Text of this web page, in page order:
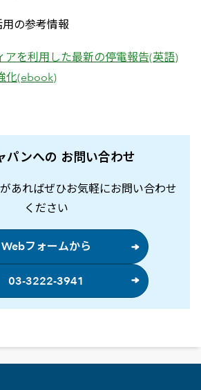
の参考情報
アを利用した最新の停電報告(英語)
化(ebook)
パンへの お問い合わせ
あればぜひお気軽にお問い合わせ
ください
Webフォームから
03-3222-3941